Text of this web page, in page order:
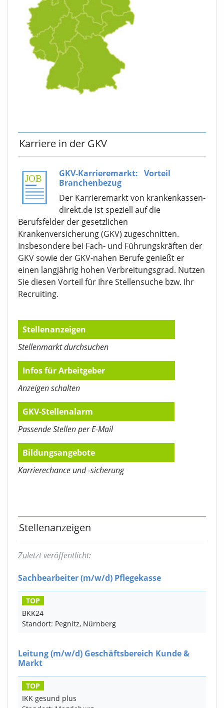
Karriere in der GKV
GKV-Karrieremarkt: Vorteil
Branchenbezug
Der Karrieremarkt von krankenkassen-
direkt.de ist speziell auf die
Berufsfelder der gesetzlichen
Krankenversicherung (GKV) zugeschnitten.
Insbesondere bei Fach- und Führungskräften der
GKV sowie der GKV-nahen Berufe genießt er
einen langjährig hohen Verbreitungsgrad. Nutzen
Sie diesen Vorteil für Ihre Stellensuche bzw. Ihr
Recruiting.
Stellenanzeigen
Stellenmarkt durchsuchen
Infos für Arbeitgeber
Anzeigen schalten
GKV-Stellenalarm
Passende Stellen per E-Mail
Bildungsangebote
Karrierechance und -sicherung
Stellenanzeigen
Zuletzt veröffentlicht:
Sachbearbeiter(m/w/d) Pflegekasse
TOP
BKK24
Standort: Pegnitz, Nürnberg
Leitung(m/w/d) Geschäftsbereich Kunde &
Markt
TOP
IKK gesund plus